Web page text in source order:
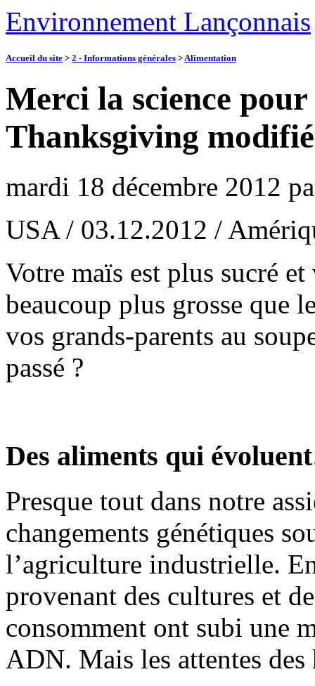
Environnement Lançonnais
Accueil du site > 2 - Informations générales >Alimentation
Merci la science
Thanksgiving modifié
mardi 18 décembre 2012
USA / 03.12.2012 /
Votre maïs est plus sucré
beaucoup plus grosse que
vos grands-parents au
passé ?
Des aliments qui
Presque tout dans notre
changements génétiques
l’agriculture industrielle.
provenant des cultures et
consomment ont subi une
ADN. Mais les attentes des